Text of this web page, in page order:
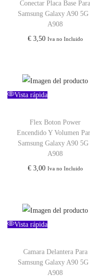
Conectar Placa Base Para
Samsung Galaxy A90
A908
€3,50 Iva no Incluido
Vista rápida
Flex Boton Power
Encendido Y Volumen
Samsung Galaxy A90
A908
€3,00 Iva no Incluido
Vista rápida
Camara Delantera Para
Samsung Galaxy A90
A908